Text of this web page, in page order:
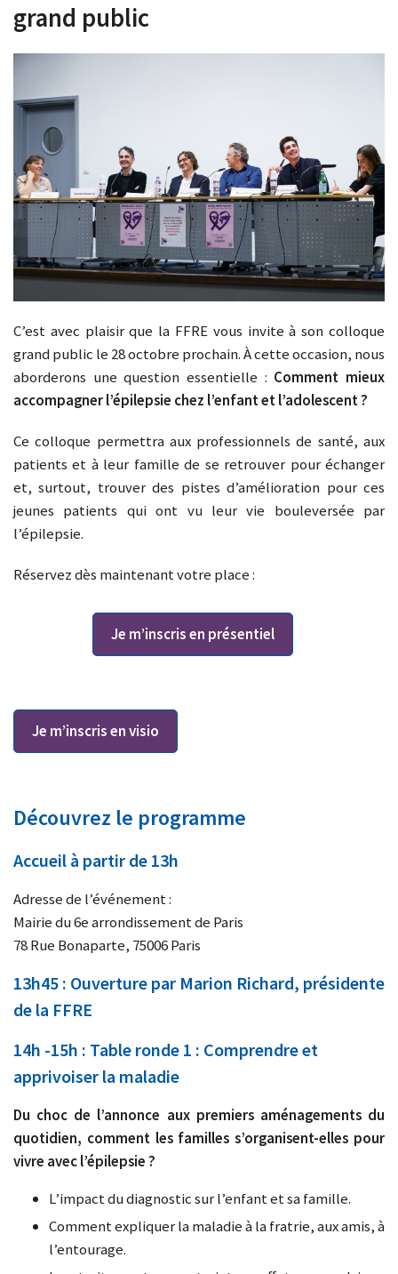
grand public
C’est avec plaisir que la FFRE vous invite à son colloque
grand public le 28 octobre prochain. À cette occasion, nous
aborderons une question essentielle : Comment mieux
accompagner l’épilepsie chez l’enfant et l’adolescent ?
Ce colloque permettra aux professionnels de santé, aux
patients et à leur famille de se retrouver pour échanger
et, surtout, trouver des pistes d’amélioration pour ces
jeunes patients qui ont vu leur vie bouleversée par
l’épilepsie.
Réservez dès maintenant votre place :
Je m’inscris en présentiel
Je m’inscris en visio
Découvrez le programme
Accueil à partir de 13h
Adresse de l’événement :
Mairie du 6e arrondissement de Paris
78 Rue Bonaparte, 75006 Paris
13h45 : Ouverture par Marion Richard, présidente
de la FFRE
14h -15h : Table ronde 1 : Comprendre et
apprivoiser la maladie
Du choc de l’annonce aux premiers aménagements du
quotidien, comment les familles s’organisent-elles pour
vivre avec l’épilepsie ?
L’impact du diagnostic sur l’enfant et sa famille.
Comment expliquer la maladie à la fratrie, aux amis, à
l’entourage.